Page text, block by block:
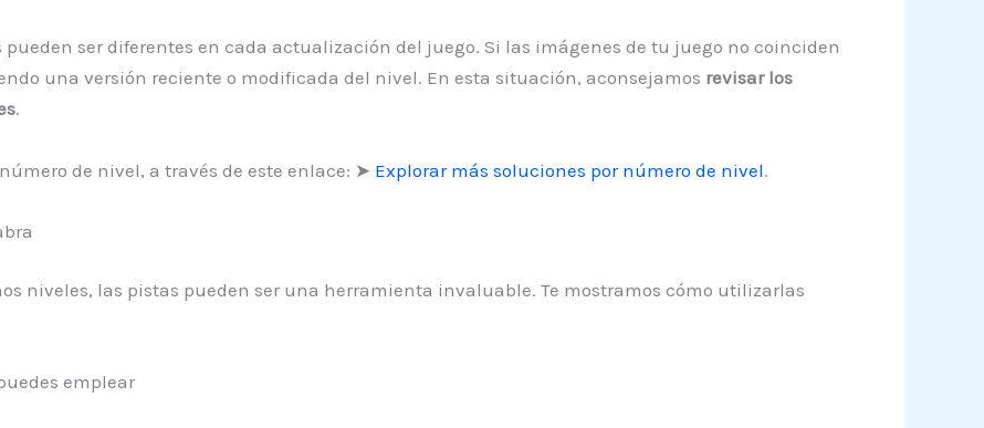
pueden ser diferentes en cada actualización del juego. Si las imágenes de tu juego no coinciden
una versión reciente o modificada del nivel. En esta situación, aconsejamos revisar los
.
de nivel, a través de este enlace: ➤ Explorar más soluciones por número de nivel.
niveles, las pistas pueden ser una herramienta invaluable. Te mostramos cómo utilizarlas
emplear